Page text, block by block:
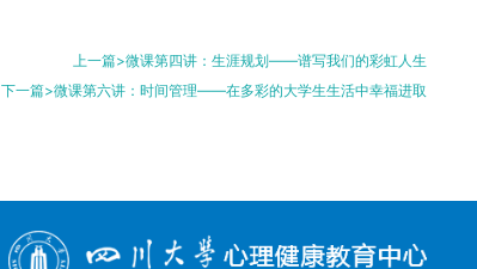
上一篇>微课第四讲：生涯规划——谱写我们的彩虹人生
下一篇>微课第六讲：时间管理——在多彩的大学生生活中幸福进取